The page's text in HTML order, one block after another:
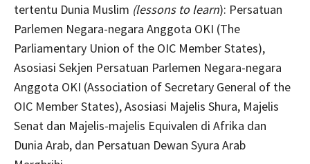
tertentu Dunia Muslim (lessons to learn): Persatuan
Parlemen Negara-negara Anggota OKI (The
Parliamentary Union of the OIC Member States),
Asosiasi Sekjen Persatuan Parlemen Negara-negara
Anggota OKI (Association of Secretary General of the
OIC Member States), Asosiasi Majelis Shura, Majelis
Senat dan Majelis-majelis Equivalen di Afrika dan
Dunia Arab, dan Persatuan Dewan Syura Arab